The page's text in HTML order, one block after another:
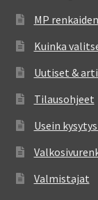
MP
Kuinka
Uutiset &
Tilausohjeet
Usein
Valmistajat